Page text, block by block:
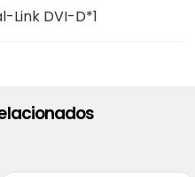
Link DVI-D*1